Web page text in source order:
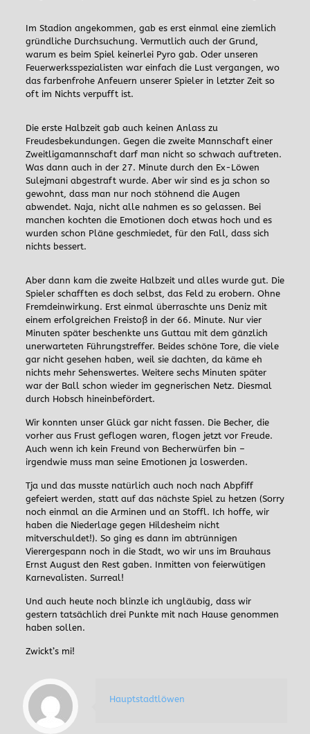
Im Stadion angekommen, gab es erst einmal eine ziemlich
gründliche Durchsuchung. Vermutlich auch der Grund,
warum es beim Spiel keinerlei Pyro gab. Oder unseren
Feuerwerksspezialisten war einfach die Lust vergangen, wo
das farbenfrohe Anfeuern unserer Spieler in letzter Zeit so
oft im Nichts verpufft ist.
Die erste Halbzeit gab auch keinen Anlass zu
Freudesbekundungen. Gegen die zweite Mannschaft einer
Zweitligamannschaft darf man nicht so schwach auftreten.
Was dann auch in der 27. Minute durch den Ex-Löwen
Sulejmani abgestraft wurde. Aber wir sind es ja schon so
gewohnt, dass man nur noch stöhnend die Augen
abwendet. Naja, nicht alle nahmen es so gelassen. Bei
manchen kochten die Emotionen doch etwas hoch und es
wurden schon Pläne geschmiedet, für den Fall, dass sich
nichts bessert.
Aber dann kam die zweite Halbzeit und alles wurde gut. Die
Spieler schafften es doch selbst, das Feld zu erobern. Ohne
Fremdeinwirkung. Erst einmal überraschte uns Deniz mit
einem erfolgreichen Freistoß in der 66. Minute. Nur vier
Minuten später beschenkte uns Guttau mit dem gänzlich
unerwarteten Führungstreffer. Beides schöne Tore, die viele
gar nicht gesehen haben, weil sie dachten, da käme eh
nichts mehr Sehenswertes. Weitere sechs Minuten später
war der Ball schon wieder im gegnerischen Netz. Diesmal
durch Hobsch hineinbefördert.
Wir konnten unser Glück gar nicht fassen. Die Becher, die
vorher aus Frust geflogen waren, flogen jetzt vor Freude.
Auch wenn ich kein Freund von Becherwürfen bin –
irgendwie muss man seine Emotionen ja loswerden.
Tja und das musste natürlich auch noch nach Abpfiff
gefeiert werden, statt auf das nächste Spiel zu hetzen (Sorry
noch einmal an die Arminen und an Stoffl. Ich hoffe, wir
haben die Niederlage gegen Hildesheim nicht
mitverschuldet!). So ging es dann im abtrünnigen
Vierergespann noch in die Stadt, wo wir uns im Brauhaus
Ernst August den Rest gaben. Inmitten von feierwütigen
Karnevalisten. Surreal!
Und auch heute noch blinzle ich ungläubig, dass wir
gestern tatsächlich drei Punkte mit nach Hause genommen
haben sollen.
Zwickt’s mi!
Hauptstadtlöwen